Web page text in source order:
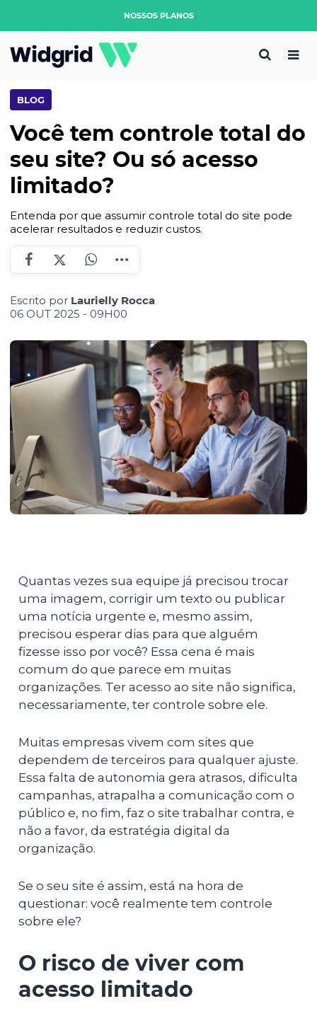
NOSSOS PLANOS
BLOG
Você tem controle total do
seu site? Ou só acesso
limitado?
Entenda por que assumir controle total do site pode
acelerar resultados e reduzir custos.
Escrito por Laurielly Rocca
06 OUT 2025 - 09H00
Quantas vezes sua equipe já precisou trocar
uma imagem, corrigir um texto ou publicar
uma notícia urgente e, mesmo assim,
precisou esperar dias para que alguém
fizesse isso por você? Essa cena é mais
comum do que parece em muitas
organizações. Ter acesso ao site não significa,
necessariamente, ter controle sobre ele.
Muitas empresas vivem com sites que
dependem de terceiros para qualquer ajuste.
Essa falta de autonomia gera atrasos, dificulta
campanhas, atrapalha a comunicação com o
público e, no fim, faz o site trabalhar contra, e
não a favor, da estratégia digital da
organização.
Se o seu site é assim, está na hora de
questionar: você realmente tem controle
sobre ele?
O risco de viver com
acesso limitado